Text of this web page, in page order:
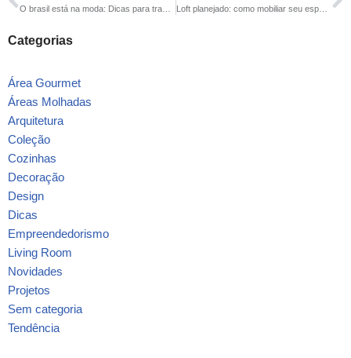
Loft planejado: como mobiliar seu espaço com praticidade e sofisticação
Categorias
Área Gourmet
Áreas Molhadas
Arquitetura
Coleção
Cozinhas
Decoração
Design
Dicas
Empreendedorismo
Living Room
Novidades
Projetos
Sem categoria
Tendência